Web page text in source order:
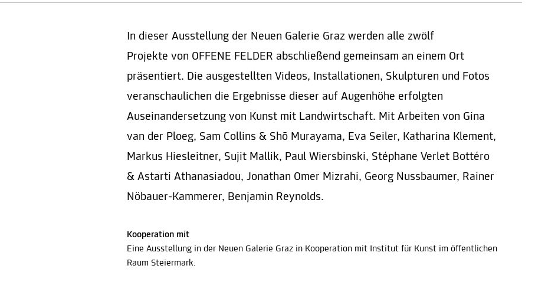
In dieser Ausstellung der Neuen Galerie Graz werden alle zwölf
Projekte von OFFENE FELDER abschließend gemeinsam an einem Ort
präsentiert. Die ausgestellten Videos, Installationen, Skulpturen und Fotos
veranschaulichen die Ergebnisse dieser auf Augenhöhe erfolgten
Auseinandersetzung von Kunst mit Landwirtschaft. Mit Arbeiten von Gina
van der Ploeg, Sam Collins & Shō Murayama, Eva Seiler, Katharina Klement,
Markus Hiesleitner, Sujit Mallik, Paul Wiersbinski, Stéphane Verlet Bottéro
& Astarti Athanasiadou, Jonathan Omer Mizrahi, Georg Nussbaumer, Rainer
Nöbauer-Kammerer, Benjamin Reynolds.
Kooperation mit
Eine Ausstellung in der Neuen Galerie Graz in Kooperation mit Institut für Kunst im öffentlichen
Raum Steiermark.